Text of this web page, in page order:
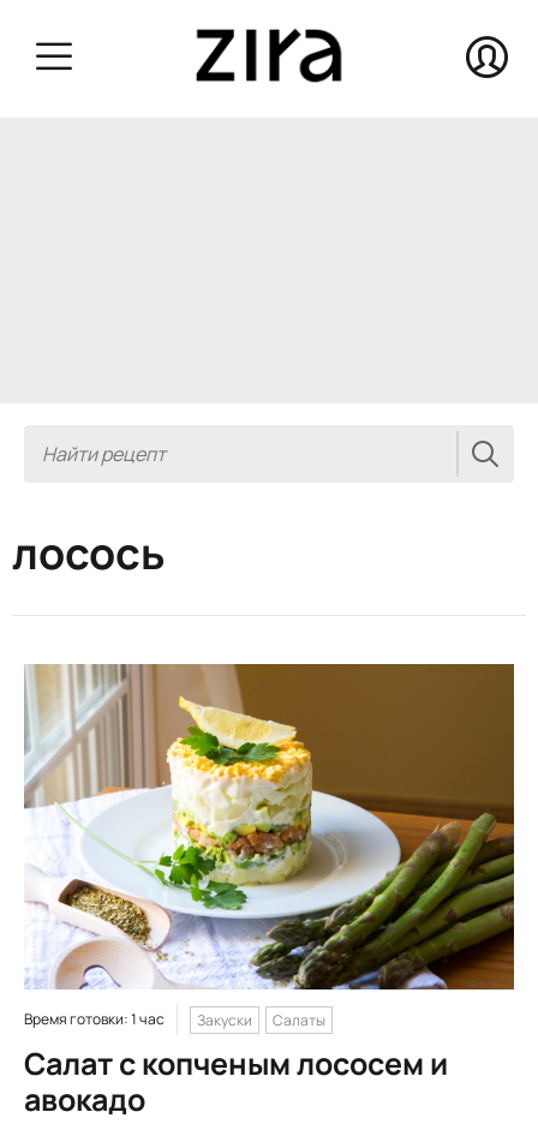
лосось
Время готовки: 1 час Закуски Салаты
Салат с копченым лососем и
авокадо